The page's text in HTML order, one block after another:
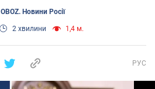
OBOZ. Новини Росії
2 хвилини 1,4 м.
РУС